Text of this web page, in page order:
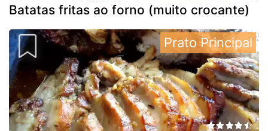
Batatas fritas ao forno (muito crocante)
Prato Principal